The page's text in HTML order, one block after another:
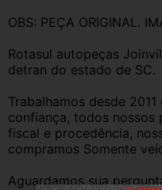
OBS: PEÇA ORIGINAL.
Rotasul autopeças
detran do estado de SC.
Trabalhamos desde
confiança, todos
fiscal e procedência,
compramos Somente
Aguardamos sua